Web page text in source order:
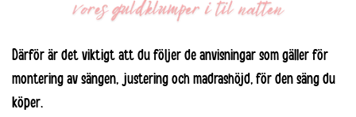
Därför är det viktigt att du följer de anvisningar som gäller för
montering av sängen, justering och madrashöjd, för den säng du
köper.